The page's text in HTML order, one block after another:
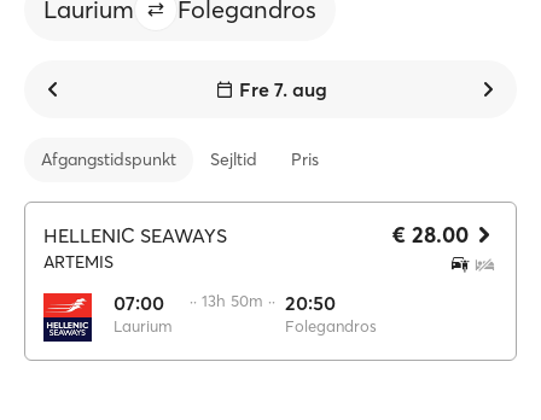
Laurium Folegandros
Fre 7. aug
Afgangstidspunkt Sejltid Pris
HELLENIC SEAWAYS
ARTEMIS
07:00
Laurium
·· 13h 50m ·· 20:50
Folegandros
€ 28.00